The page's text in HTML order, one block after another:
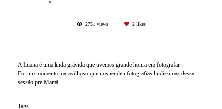
2751 views 2likes
A Luana é uma linda grávida que tivemos grande honra em fotografar.
Foi um momento maravilhoso que nos rendeu fotografias lindíssimas dessa
sessão pré Mamã.
Tags